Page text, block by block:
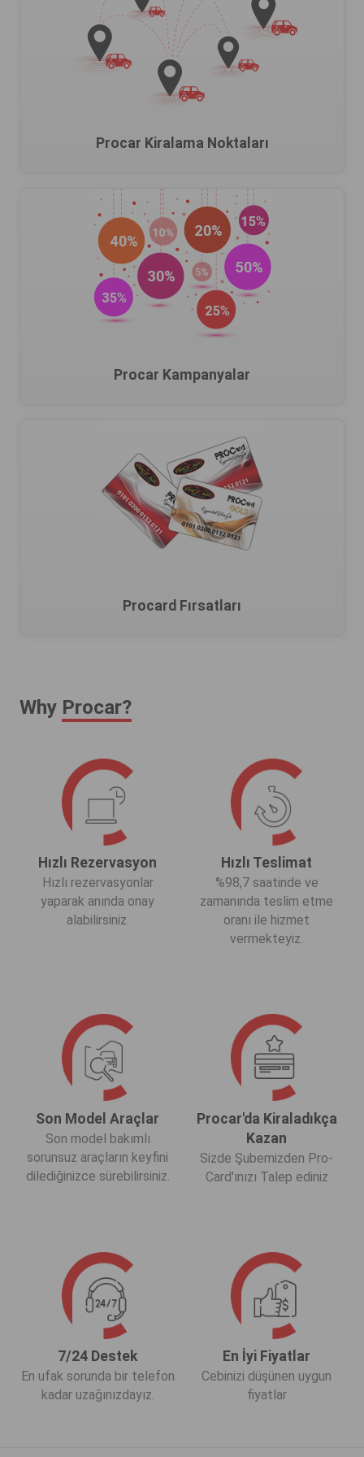
Procar Kiralama Noktaları
Procar Kampanyalar
Procard Fırsatları
Why Procar?
Hızlı Rezervasyon
Hızlı rezervasyonlar
yaparak anında onay
alabilirsiniz.
Hızlı Teslimat
%98,7 saatinde ve
zamanında teslim etme
oranı ile hizmet
vermekteyiz.
Son Model Araçlar
Son model bakımlı
sorunsuz araçların keyfini
dilediğinizce sürebilirsiniz.
Procar'da Kiraladıkça
Kazan
Sizde Şubemizden Pro-
Card'ınızı Talep ediniz
7/24 Destek
En ufak sorunda bir telefon
kadar uzağınızdayız.
En İyi Fiyatlar
Cebinizi düşünen uygun
fiyatlar